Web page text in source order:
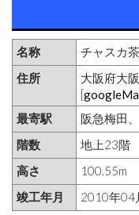
名称
チャスカ
住所
大阪府大
[
最寄駅
阪急梅田
階数
地上23階
高さ
100.55m
竣工年月
2010年04